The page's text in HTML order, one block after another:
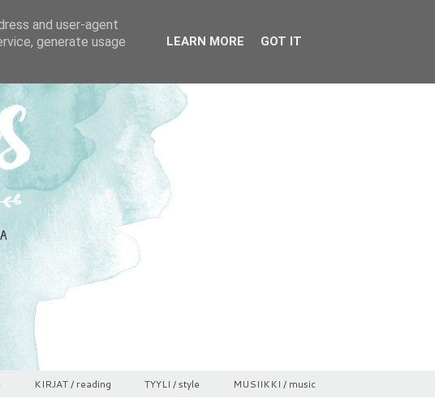
KIRJAT / reading TYYLI / style MUSIIKKI / music
and user-agent
generate usage
LEARN MORE GOT IT